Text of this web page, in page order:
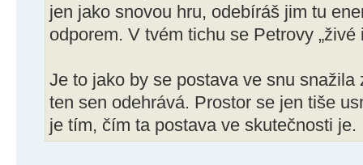
jen jako snovou hru, odebíráš jim tu
odporem. V tvém tichu se Petrovy
Je to jako by se postava ve snu snažila
ten sen odehrává. Prostor se jen tiše
je tím, čím ta postava ve skutečnosti je.